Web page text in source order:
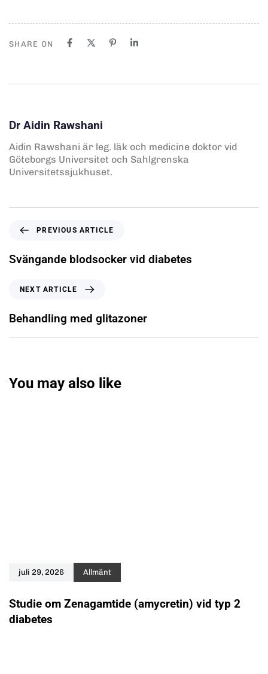
SHARE ON
Dr Aidin Rawshani
Aidin Rawshani är leg. läk och medicine doktor vid
Göteborgs Universitet och Sahlgrenska
Universitetssjukhuset.
PREVIOUS ARTICLE
Svängande blodsocker vid diabetes
NEXT ARTICLE
Behandling med glitazoner
You may also like
juli 29, 2026 Allmänt
Studie om Zenagamtide (amycretin) vid typ 2
diabetes